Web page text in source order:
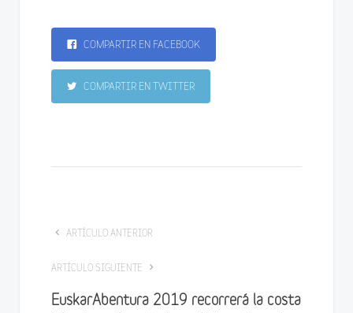
COMPARTIR EN FACEBOOK
COMPARTIR EN TWITTER
ARTÍCULO ANTERIOR
ARTÍCULO SIGUIENTE
EuskarAbentura 2019 recorrerá la costa